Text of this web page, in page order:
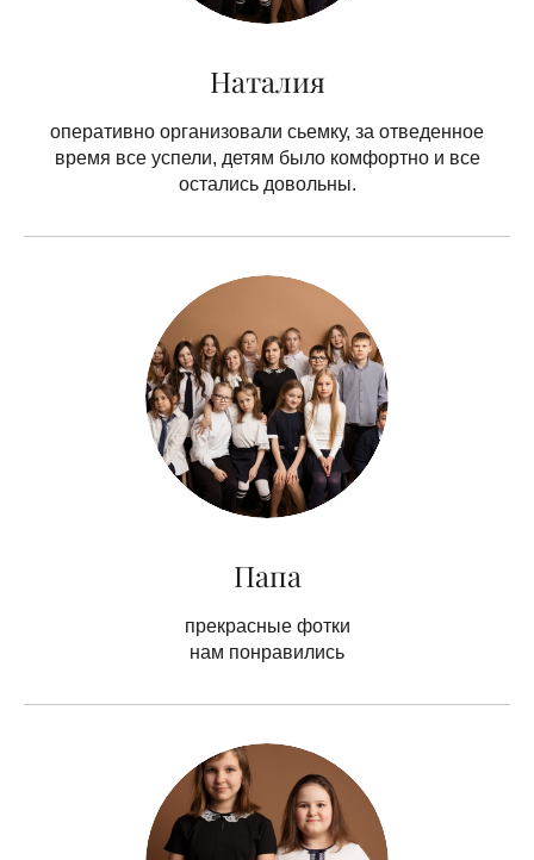
Наталия
оперативно организовали сьемку, за отведенное
время все успели, детям было комфортно и все
остались довольны.
Папа
прекрасные фотки
нам понравились